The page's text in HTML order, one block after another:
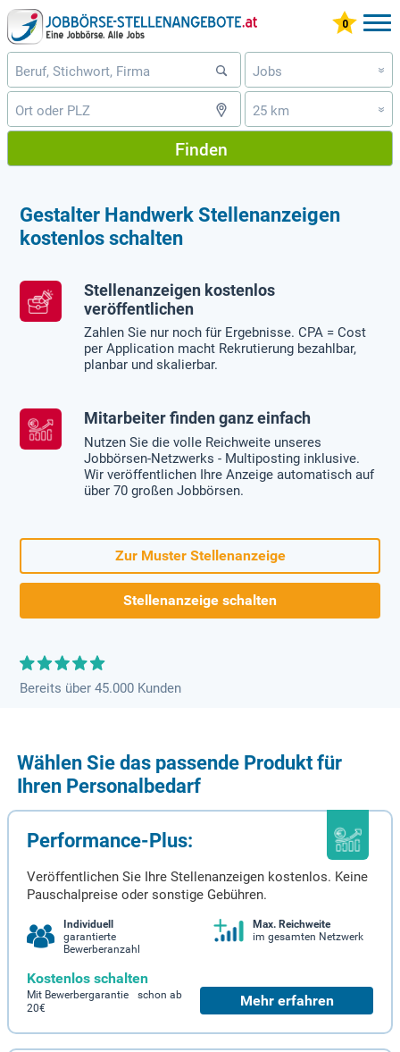
Jobs »
25 km »
Finden
Gestalter Handwerk Stellenanzeigen
kostenlos schalten
Stellenanzeigen kostenlos
veröffentlichen
Zahlen Sie nur noch für Ergebnisse. CPA = Cost
per Application macht Rekrutierung bezahlbar,
planbar und skalierbar.
Mitarbeiter finden ganz einfach
Nutzen Sie die volle Reichweite unseres
Jobbörsen-Netzwerks - Multiposting inklusive.
Wir veröffentlichen Ihre Anzeige automatisch auf
über 70 großen Jobbörsen.
Zur Muster Stellenanzeige
Stellenanzeige schalten
Bereits über 45.000 Kunden
Wählen Sie das passende Produkt für
Ihren Personalbedarf
Performance-Plus:
Veröffentlichen Sie Ihre Stellenanzeigen kostenlos. Keine
Pauschalpreise oder sonstige Gebühren.
Individuell
garantierte
Bewerberanzahl
Max. Reichweite
im gesamten Netzwerk
Kostenlos schalten
Mit Bewerbergarantie schon ab
20€
Mehr erfahren